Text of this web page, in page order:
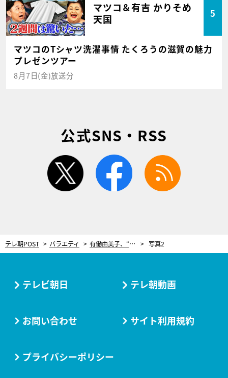
マツコ＆有吉 かりそめ
天国
5
マツコのTシャツ洗濯事情 たくろうの滋賀の魅力
プレゼンツアー
8月7日(金)放送分
公式SNS・RSS
twitter facebook
テレ朝POST バラエティ 有働由美子、“結婚の噂”が出た相手のVTRをリクエスト 『徹子の部屋』で真相語る 写真2
テレビ朝日 テレ朝動画
お問い合わせ サイト利用規約
プライバシーポリシー